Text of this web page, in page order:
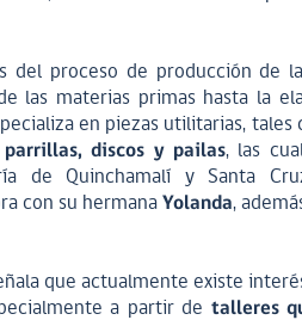
del proceso de producción de
las materias primas hasta la
en piezas utilitarias, tales
discos y pailas, las
de Quinchamalí y Santa
con su hermanaYolanda,
que actualmente existe
a partir de talleres